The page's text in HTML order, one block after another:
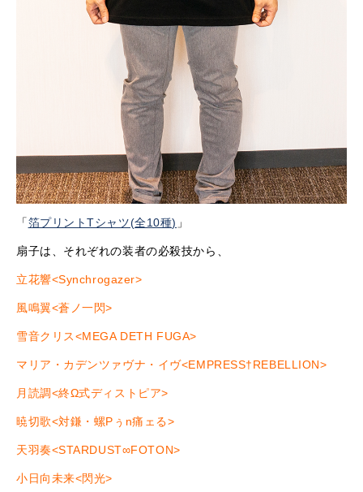
「箔プリントTシャツ(全10種) 」
扇子は、それぞれの装者の必殺技から、
立花響<Synchrogazer>
風鳴翼<蒼ノ一閃>
雪音クリス<MEGA DETH FUGA>
マリア・カデンツァヴナ・イヴ<EMPRESS†REBELLION>
月読調<終Ω式ディストピア>
暁切歌<対鎌・螺Pぅn痛ェる>
天羽奏<STARDUST∞FOTON>
小日向未来<閃光>